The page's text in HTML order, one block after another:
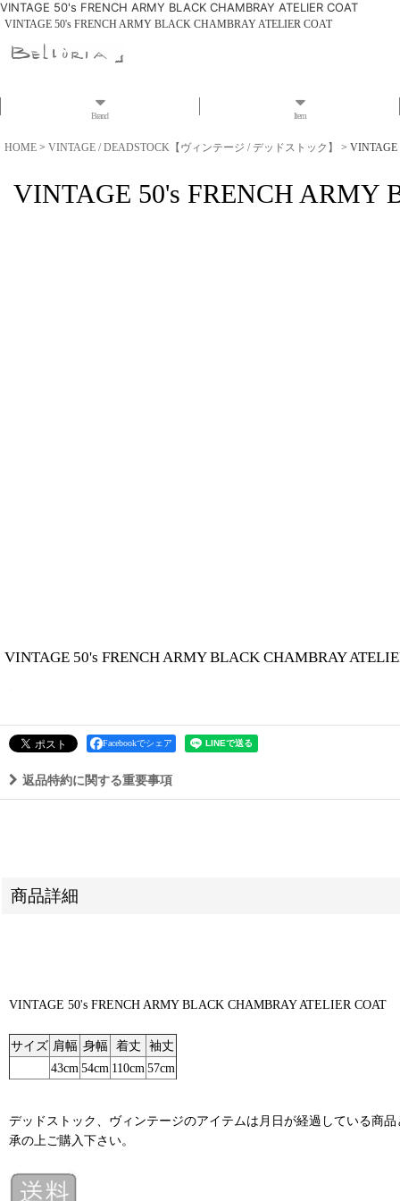
VINTAGE 50's FRENCH ARMY BLACK CHAMBRAY ATELIER COAT
VINTAGE 50's FRENCH ARMY BLACK CHAMBRAY ATELIER COAT
Brand Item
HOME > VINTAGE / DEADSTOCK【ヴィンテージ / デッドストック】 > VINTAGE
VINTAGE 50's FRENCH ARMY
VINTAGE 50's FRENCH ARMY BLACK CHAMBRAY
Facebookでシェア
返品特約に関する重要事項
商品詳細
VINTAGE 50's FRENCH ARMY BLACK CHAMBRAY ATELIER COAT
サイズ 肩幅 身幅 着丈
袖丈
43cm 54cm 110cm 57cm
デッドストック、ヴィンテージのアイテムは月日が経過している商
承の上ご購入下さい。